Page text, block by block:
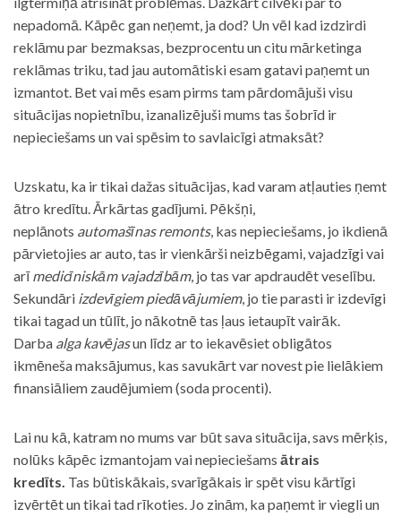
nepadomā. Kāpēc gan neņemt, ja dod? Un vēl kad izdzirdi
reklāmu par bezmaksas, bezprocentu un citu mārketinga
reklāmas triku, tad jau automātiski esam gatavi paņemt un
izmantot. Bet vai mēs esam pirms tam pārdomājuši visu
situācijas nopietnību, izanalizējuši mums tas šobrīd ir
nepieciešams un vai spēsim to savlaicīgi atmaksāt?
Uzskatu, ka ir tikai dažas situācijas, kad varam atļauties ņemt
ātro kredītu. Ārkārtas gadījumi. Pēkšņi,
neplānots automašīnas remonts, kas nepieciešams, jo ikdienā
pārvietojies ar auto, tas ir vienkārši neizbēgami, vajadzīgi vai
arīmedicīniskām vajadzībām, jo tas var apdraudēt veselību.
Sekundāri izdevīgiem piedāvājumiem, jo tie parasti ir izdevīgi
tikai tagad un tūlīt, jo nākotnē tas ļaus ietaupīt vairāk.
Darba alga kavējasun līdz ar to iekavēsiet obligātos
ikmēneša maksājumus, kas savukārt var novest pie lielākiem
finansiāliem zaudējumiem (soda procenti).
Lai nu kā, katram no mums var būt sava situācija, savs mērķis,
nolūks kāpēc izmantojam vai nepieciešams ātrais
kredīts. Tas būtiskākais, svarīgākais ir spēt visu kārtīgi
izvērtēt un tikai tad rīkoties. Jo zinām, ka paņemt ir viegli un